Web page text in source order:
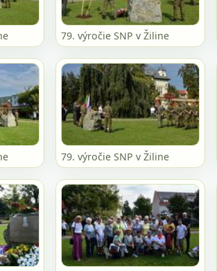
79. výročie SNP v Žiline
79. výročie SNP v Žiline